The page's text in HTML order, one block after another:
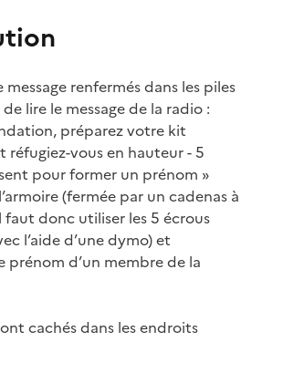
renfermés dans les piles
lire le message de la radio :
préparez votre kit
réfugiez-vous en hauteur - 5
pour former un prénom »
(fermée par un cadenas à
faut donc utiliser les 5 écrous
l’aide d’une dymo) et
prénom d’un membre de la
cachés dans les endroits